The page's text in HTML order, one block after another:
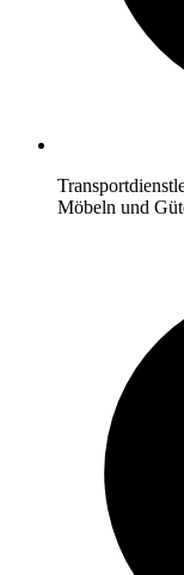
Möbeln und